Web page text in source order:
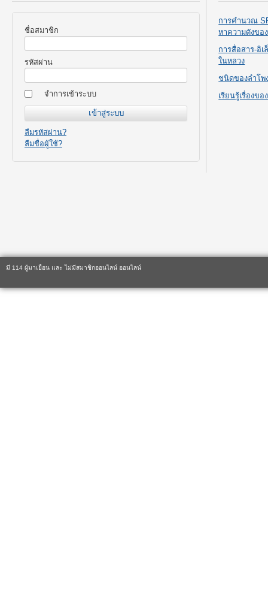
ชื่อสมาชิก
รหัสผ่าน
จำการเข้าระบบ
ลืมรหัสผ่าน?
ลืมชื่อผู้ใช้?
การคำนวณ
หาความดังขอ
การสื่อสาร-อิ
ในหลวง
ชนิดของลำโพ
เรียนรู้เรื่องขอ
มี 114 ผู้มาเยือน และ ไม่มีสมาชิกออนไลน์ ออนไลน์